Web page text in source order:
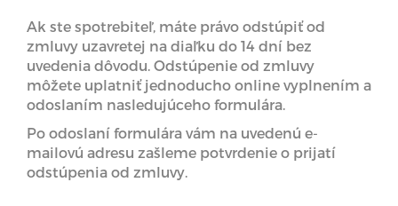
Ak ste spotrebiteľ, máte právo odstúpiť od
zmluvy uzavretej na diaľku do 14 dní bez
uvedenia dôvodu. Odstúpenie od zmluvy
môžete uplatniť jednoducho online vyplnením a
odoslaním nasledujúceho formulára.
Po odoslaní formulára vám na uvedenú e-
mailovú adresu zašleme potvrdenie o prijatí
odstúpenia od zmluvy.